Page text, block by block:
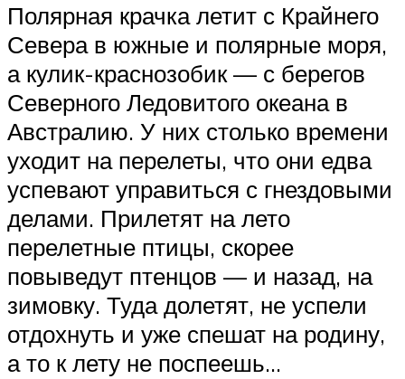
Полярная крачка летит с Крайнего
Севера в южные и полярные моря,
а кулик-краснозобик — с берегов
Северного Ледовитого океана в
Австралию. У них столько времени
уходит на перелеты, что они едва
успевают управиться с гнездовыми
делами. Прилетят на лето
перелетные птицы, скорее
повыведут птенцов — и назад, на
зимовку. Туда долетят, не успели
отдохнуть и уже спешат на родину,
а то к лету не поспеешь…